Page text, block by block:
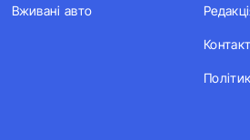
Вживані авто